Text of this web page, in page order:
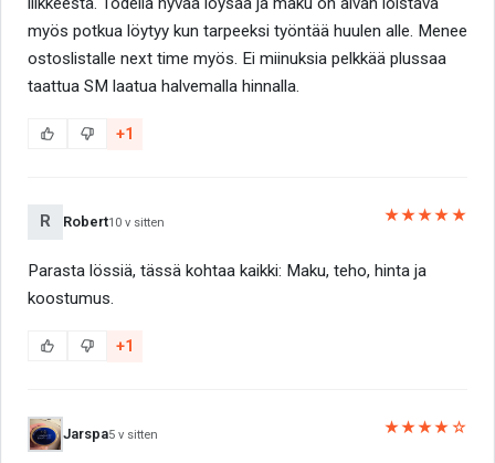
myös potkua löytyy kun tarpeeksi työntää huulen alle. Menee
ostoslistalle next time myös. Ei miinuksia pelkkää plussaa
taattua SM laatua halvemalla hinnalla.
+1
R Robert10 v sitten ★★★★★
Parasta lössiä, tässä kohtaa kaikki: Maku, teho, hinta ja
koostumus.
+1
Jarspa5 v sitten ★★★★☆